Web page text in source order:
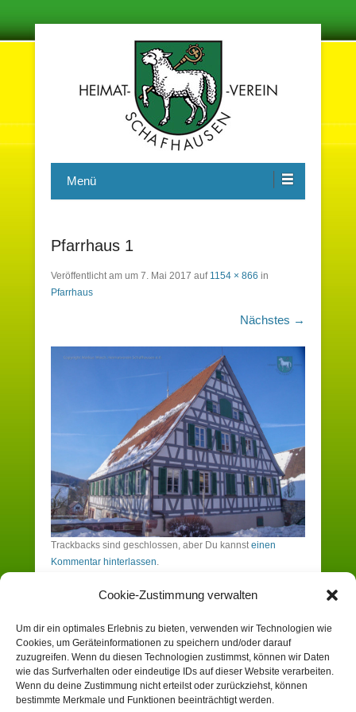
Cookie-Zustimmung verwalten
Um dir ein optimales Erlebnis zu bieten, verwenden wir Technologien wie
Cookies, um Geräteinformationen zu speichern und/oder darauf
zuzugreifen. Wenn du diesen Technologien zustimmst, können wir Daten
wie das Surfverhalten oder eindeutige IDs auf dieser Website verarbeiten.
Wenn du deine Zustimmung nicht erteilst oder zurückziehst, können
bestimmte Merkmale und Funktionen beeinträchtigt werden.
Heimatverein Schafhausen e.V.
Menü
Pfarrhaus 1
Veröffentlicht am um 7. Mai 2017 auf 1154 × 866 in
Pfarrhaus
Nächstes →
Trackbacks sind geschlossen, aber Du kannsteinen
Kommentar hinterlassen.
Du musst angemeldet sein, um einen
Kommentar zu erstellen.